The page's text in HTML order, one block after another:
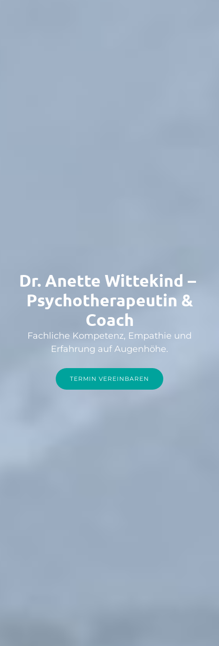
Dr. Anette Wittekind –
Psychotherapeutin &
Coach
Fachliche Kompetenz, Empathie und
Erfahrung auf Augenhöhe.
TERMIN VEREINBAREN